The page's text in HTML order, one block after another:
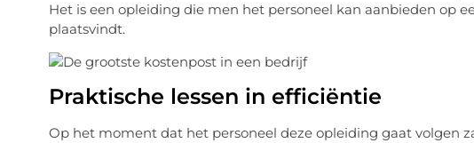
Het is een opleiding die men het personeel kan aanbieden op
plaatsvindt.
Praktische lessen in efficiëntie
Op het moment dat het personeel deze opleiding gaat volgen